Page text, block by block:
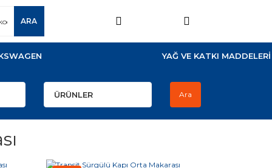
ARA
YAĞ VE KATKI MADDELERİ
Ara